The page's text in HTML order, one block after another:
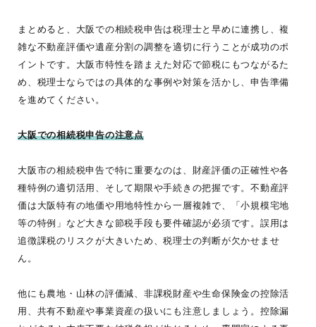
まとめると、大阪での相続税申告は税理士と早めに連携し、複
雑な不動産評価や遺産分割の調整を適切に行うことが成功のポ
イントです。大阪市特性を踏まえた対応で節税にもつながるた
め、税理士ならではの具体的な事例や対策を活かし、申告準備
を進めてください。
大阪での相続税申告の注意点
大阪市の相続税申告で特に重要なのは、財産評価の正確性や各
種特例の適切活用、そして期限や手続きの把握です。不動産評
価は大阪特有の地価や用地特性から一層複雑で、「小規模宅地
等の特例」など大きな節税手段も要件確認が必須です。誤用は
追徴課税のリスクが大きいため、税理士の判断が欠かせませ
ん。
他にも農地・山林の評価減、非課税財産や生命保険金の控除活
用、共有不動産や事業資産の扱いにも注意しましょう。控除漏